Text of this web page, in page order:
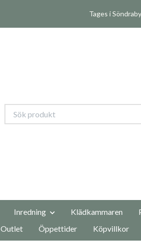
Tages i
Inredning Klädkammaren
Outlet
Öppettider Köpvillkor